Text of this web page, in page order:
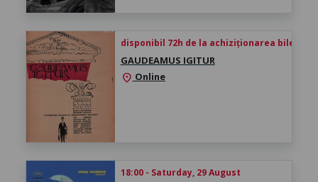
disponibil 72h de la achiziționarea biletului
GAUDEAMUS IGITUR
location_on Online
18:00 - Saturday, 29 August